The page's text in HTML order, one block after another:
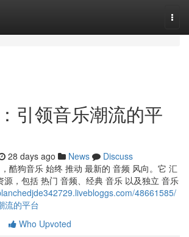
引领音乐潮流的平
28 days ago News
Discuss
酷狗音乐 始终 推动 最新的 音频 风向。它 汇
源，包括 热门 音频、经典 音乐 以及独立 音乐
48661585/
流的平台
Who Upvoted